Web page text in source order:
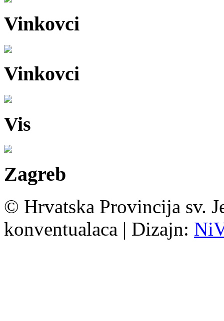
Vinkovci
Vinkovci
Vis
Zagreb
© Hrvatska Provincija sv.
konventualaca | Dizajn: